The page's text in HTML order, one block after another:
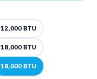
12,000 BTU
18,000 BTU
18,000 BTU